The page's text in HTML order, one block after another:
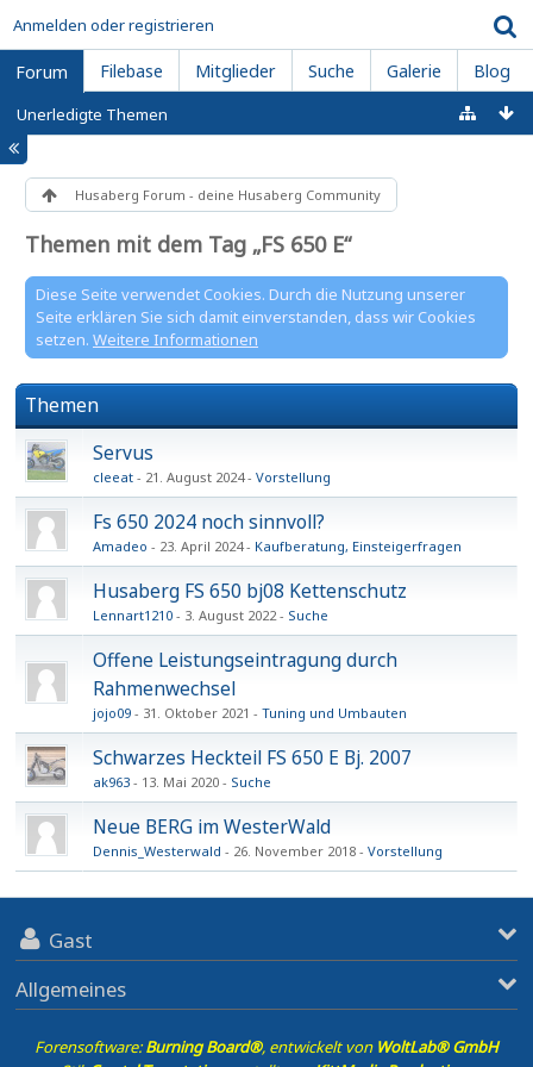
Anmelden oder registrieren
Forum Filebase Mitglieder Suche Galerie Blog
Unerledigte Themen
Husaberg Forum - deine Husaberg Community
Themen mit dem Tag „FS 650 E“
Diese Seite verwendet Cookies. Durch die Nutzung unserer
Seite erklären Sie sich damit einverstanden, dass wir Cookies
setzen. Weitere Informationen
Themen
Servus
cleeat 21. August 2024 Vorstellung
Fs 650 2024 noch sinnvoll?
Amadeo 23. April 2024 Kaufberatung, Einsteigerfragen
Husaberg FS 650 bj08 Kettenschutz
Lennart1210 3. August 2022 Suche
Offene Leistungseintragung durch
Rahmenwechsel
jojo09 31. Oktober 2021 Tuning und Umbauten
Schwarzes Heckteil FS 650 E Bj. 2007
ak963 13. Mai 2020 Suche
Neue BERG im WesterWald
Dennis_Westerwald 26. November 2018 Vorstellung
Gast
Allgemeines
Forensoftware:Burning Board®, entwickelt von WoltLab® GmbH